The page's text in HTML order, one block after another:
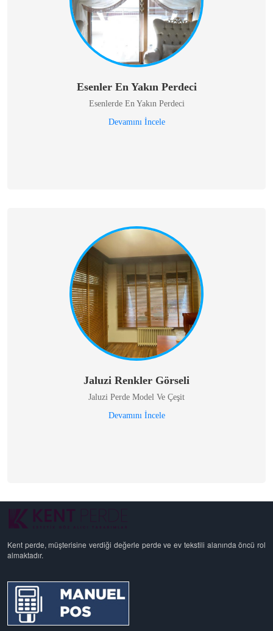
Esenler En Yakın Perdeci
Esenlerde En Yakın Perdeci
Devamını İncele
Jaluzi Renkler Görseli
Jaluzi Perde Model Ve Çeşit
Devamını İncele
Kent perde, müşterisine verdiği değerle perde ve ev tekstili alanında öncü rol
almaktadır.